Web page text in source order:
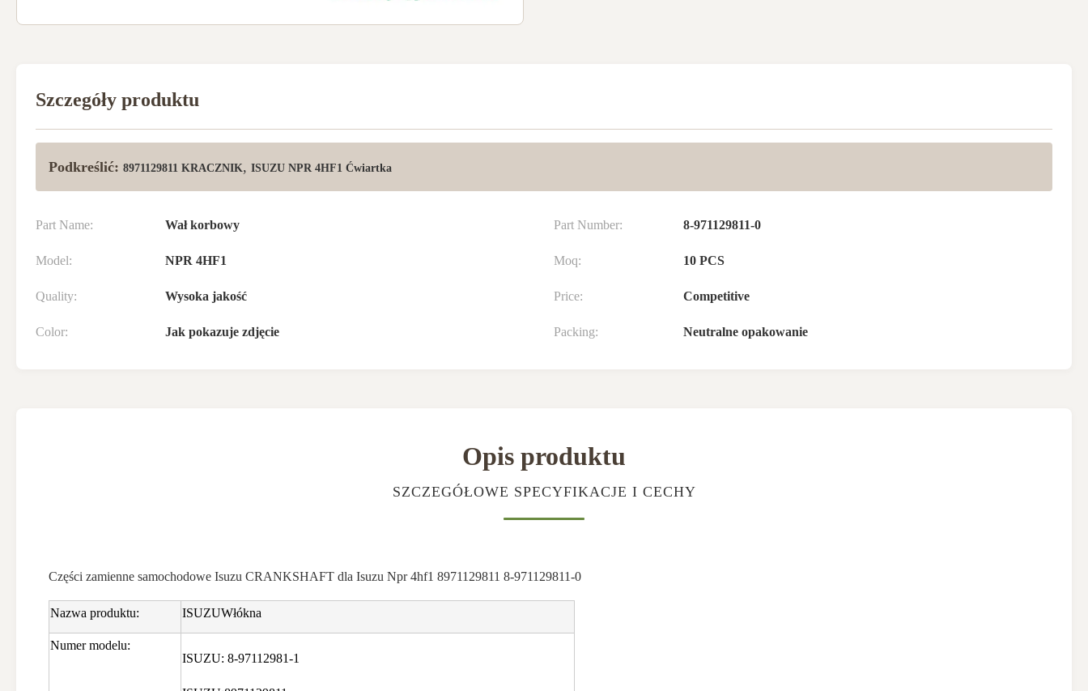
Szczegóły produktu
Podkreślić: 8971129811 KRACZNIK, ISUZU NPR 4HF1 Ćwiartka
Part Name: Wał korbowy Part Number: 8-971129811-0
Model: NPR 4HF1 Moq: 10 PCS
Quality: Wysoka jakość Price: Competitive
Color: Jak pokazuje zdjęcie Packing: Neutralne opakowanie
Opis produktu
SZCZEGÓŁOWE SPECYFIKACJE I CECHY
Części zamienne samochodowe Isuzu CRANKSHAFT dla Isuzu Npr 4hf1 8971129811 8-971129811-0
Nazwa produktu: ISUZUWłókna
Numer modelu:
ISUZU: 8-97112981-1